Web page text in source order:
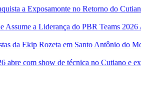
a Exposamonte no Retorno do
Assume a Liderança do PBR Teams
da Ekip Rozeta em Santo Antônio do
abre com show de técnica no Cutiano e